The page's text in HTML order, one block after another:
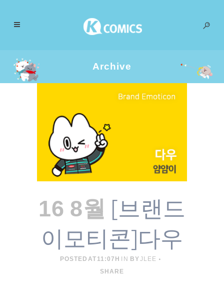
Archive
16 8월 [브랜드
이모티콘]다우
POSTED AT 11:07H IN BYJLEE
SHARE